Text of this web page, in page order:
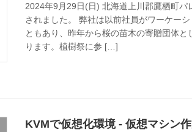
2024年9月29日(日) 北海道上川郡鷹栖町パ
されました。 弊社は以前社員がワーケー
ともあり、昨年から桜の苗木の寄贈団体と
ります。植樹祭に参 […]
KVMで仮想化環境 - 仮想マシン